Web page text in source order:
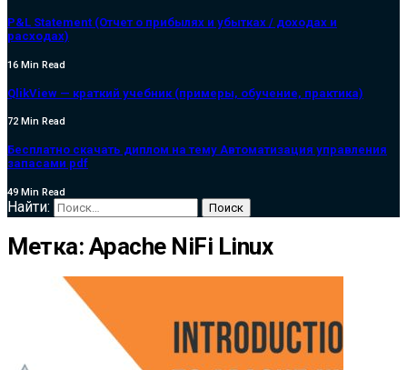
P&L Statement (Отчет о прибылях и убытках / доходах и
расходах)
16 Min Read
QlikView — краткий учебник (примеры, обучение, практика)
72 Min Read
Бесплатно скачать диплом на тему Автоматизация управления
запасами pdf
49 Min Read
Найти:
Метка:Apache NiFi Linux